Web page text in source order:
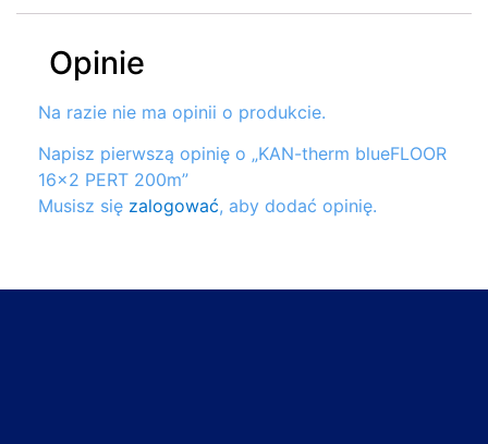
Opinie
Na razie nie ma opinii o produkcie.
Napisz pierwszą opinię o „KAN-therm blueFLOOR
16×2 PERT 200m”
Musisz się zalogować, aby dodać opinię.